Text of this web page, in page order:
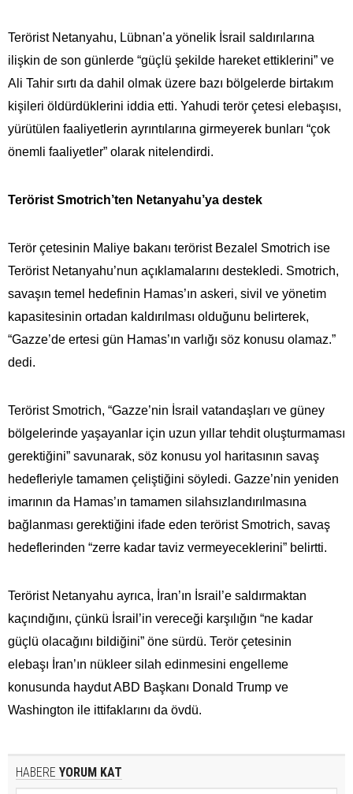
Terörist Netanyahu, Lübnan’a yönelik İsrail saldırılarına
ilişkin de son günlerde “güçlü şekilde hareket ettiklerini” ve
Ali Tahir sırtı da dahil olmak üzere bazı bölgelerde birtakım
kişileri öldürdüklerini iddia etti. Yahudi terör çetesi elebaşısı,
yürütülen faaliyetlerin ayrıntılarına girmeyerek bunları “çok
önemli faaliyetler” olarak nitelendirdi.
Terörist Smotrich’ten Netanyahu’ya destek
Terör çetesinin Maliye bakanı terörist Bezalel Smotrich ise
Terörist Netanyahu’nun açıklamalarını destekledi. Smotrich,
savaşın temel hedefinin Hamas’ın askeri, sivil ve yönetim
kapasitesinin ortadan kaldırılması olduğunu belirterek,
“Gazze’de ertesi gün Hamas’ın varlığı söz konusu olamaz.”
dedi.
Terörist Smotrich, “Gazze’nin İsrail vatandaşları ve güney
bölgelerinde yaşayanlar için uzun yıllar tehdit oluşturmaması
gerektiğini” savunarak, söz konusu yol haritasının savaş
hedefleriyle tamamen çeliştiğini söyledi. Gazze’nin yeniden
imarının da Hamas’ın tamamen silahsızlandırılmasına
bağlanması gerektiğini ifade eden terörist Smotrich, savaş
hedeflerinden “zerre kadar taviz vermeyeceklerini” belirtti.
Terörist Netanyahu ayrıca, İran’ın İsrail’e saldırmaktan
kaçındığını, çünkü İsrail’in vereceği karşılığın “ne kadar
güçlü olacağını bildiğini” öne sürdü. Terör çetesinin
elebaşı İran’ın nükleer silah edinmesini engelleme
konusunda haydut ABD Başkanı Donald Trump ve
Washington ile ittifaklarını da övdü.
HABERE YORUM KAT